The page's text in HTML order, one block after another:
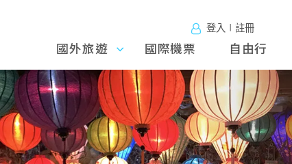
登入∣註冊
國外旅
遊
國外旅遊 國際機票 自由行